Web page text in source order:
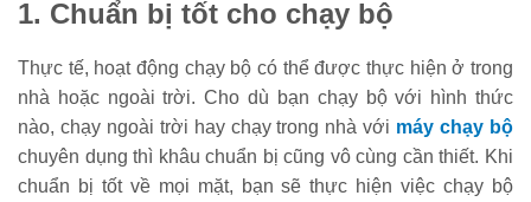
1. Chuẩn bị tốt cho chạy bộ
Thực tế, hoạt động chạy bộ có thể được thực hiện ở trong
nhà hoặc ngoài trời. Cho dù bạn chạy bộ với hình thức
nào, chạy ngoài trời hay chạy trong nhà với máy chạy bộ
chuyên dụng thì khâu chuẩn bị cũng vô cùng cần thiết. Khi
chuẩn bị tốt về mọi mặt, bạn sẽ thực hiện việc chạy bộ